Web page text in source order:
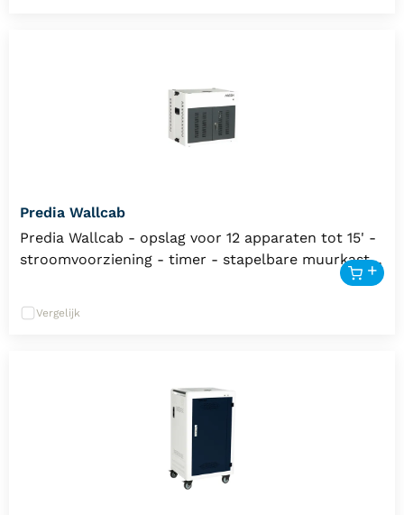
Predia Wallcab
Predia Wallcab - opslag voor 12 apparaten tot 15' -
stroomvoorziening - timer - stapelbare muurkast -
Vergelijk